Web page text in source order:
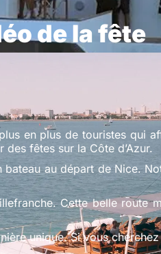
de la fête
en plus de touristes qui
fêtes sur la Côte d’Azur.
au départ de Nice.
Cette belle route
unique. Si vous